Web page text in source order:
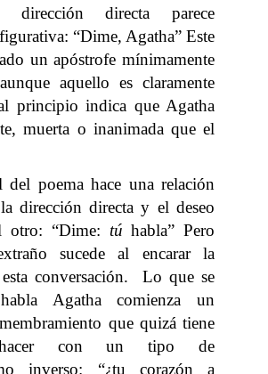
dirección directa parece
“Dime, Agatha” Este
un apóstrofe mínimamente
aquello es claramente
principio indica que Agatha
muerta o inanimada que el
poema hace una relación
dirección directa y el deseo
“Dime: tú habla” Pero
sucede al encarar la
conversación. Lo que se
Agatha comienza un
que quizá tiene
con un tipo de
inverso: “¿tu corazón a